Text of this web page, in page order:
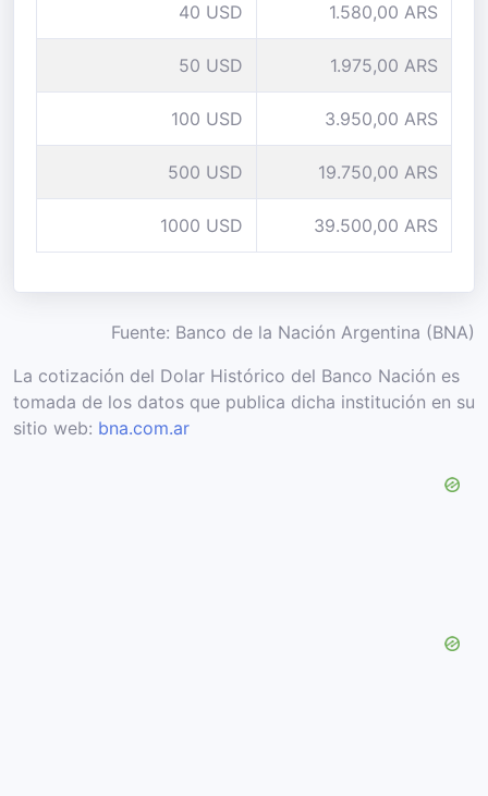
40 USD 1.580,00 ARS
50 USD 1.975,00 ARS
100 USD 3.950,00 ARS
500 USD 19.750,00 ARS
1000 USD 39.500,00 ARS
Fuente: Banco de la Nación Argentina (BNA)
La cotización del Dolar Histórico del Banco Nación es
tomada de los datos que publica dicha institución en su
sitio web: bna.com.ar